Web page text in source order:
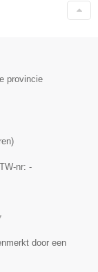
provincie
)
nr: -
door een